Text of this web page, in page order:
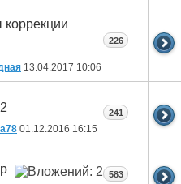
13.04.2017 10:06
226
01.12.2016 16:15
241
583